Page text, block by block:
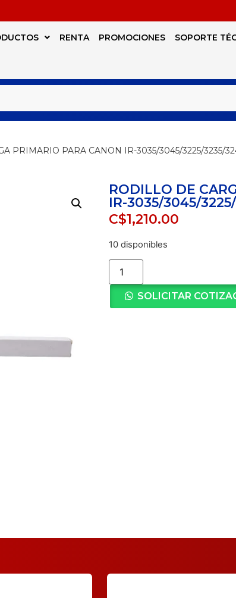
RENTA PROMOCIONES SOPORTE
PRIMARIO PARA CANON IR-3035/3045/3225/3235/
RODILLO DE
IR-3035/3045/
C$1,210.00
10 disponibles
SOLICITAR